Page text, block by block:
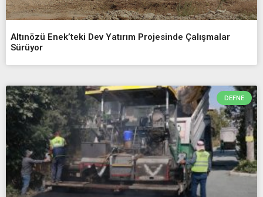
Altınözü Enek’teki Dev Yatırım Projesinde Çalışmalar
Sürüyor
DEFNE